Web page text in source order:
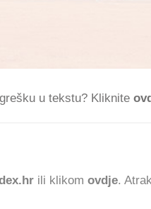
u tekstu? Kliknite
ili klikom ovdje.